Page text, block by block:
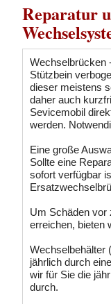
Reparatur
Wechselbrücken
Stützbein
dieser meistens
daher auch
Sevicemobil
werden.
Eine große
Sollte eine
sofort verfügbar
Um Schäden vor
erreichen, bieten
Wechselbehälter
jährlich durch
wir für Sie die
durch.